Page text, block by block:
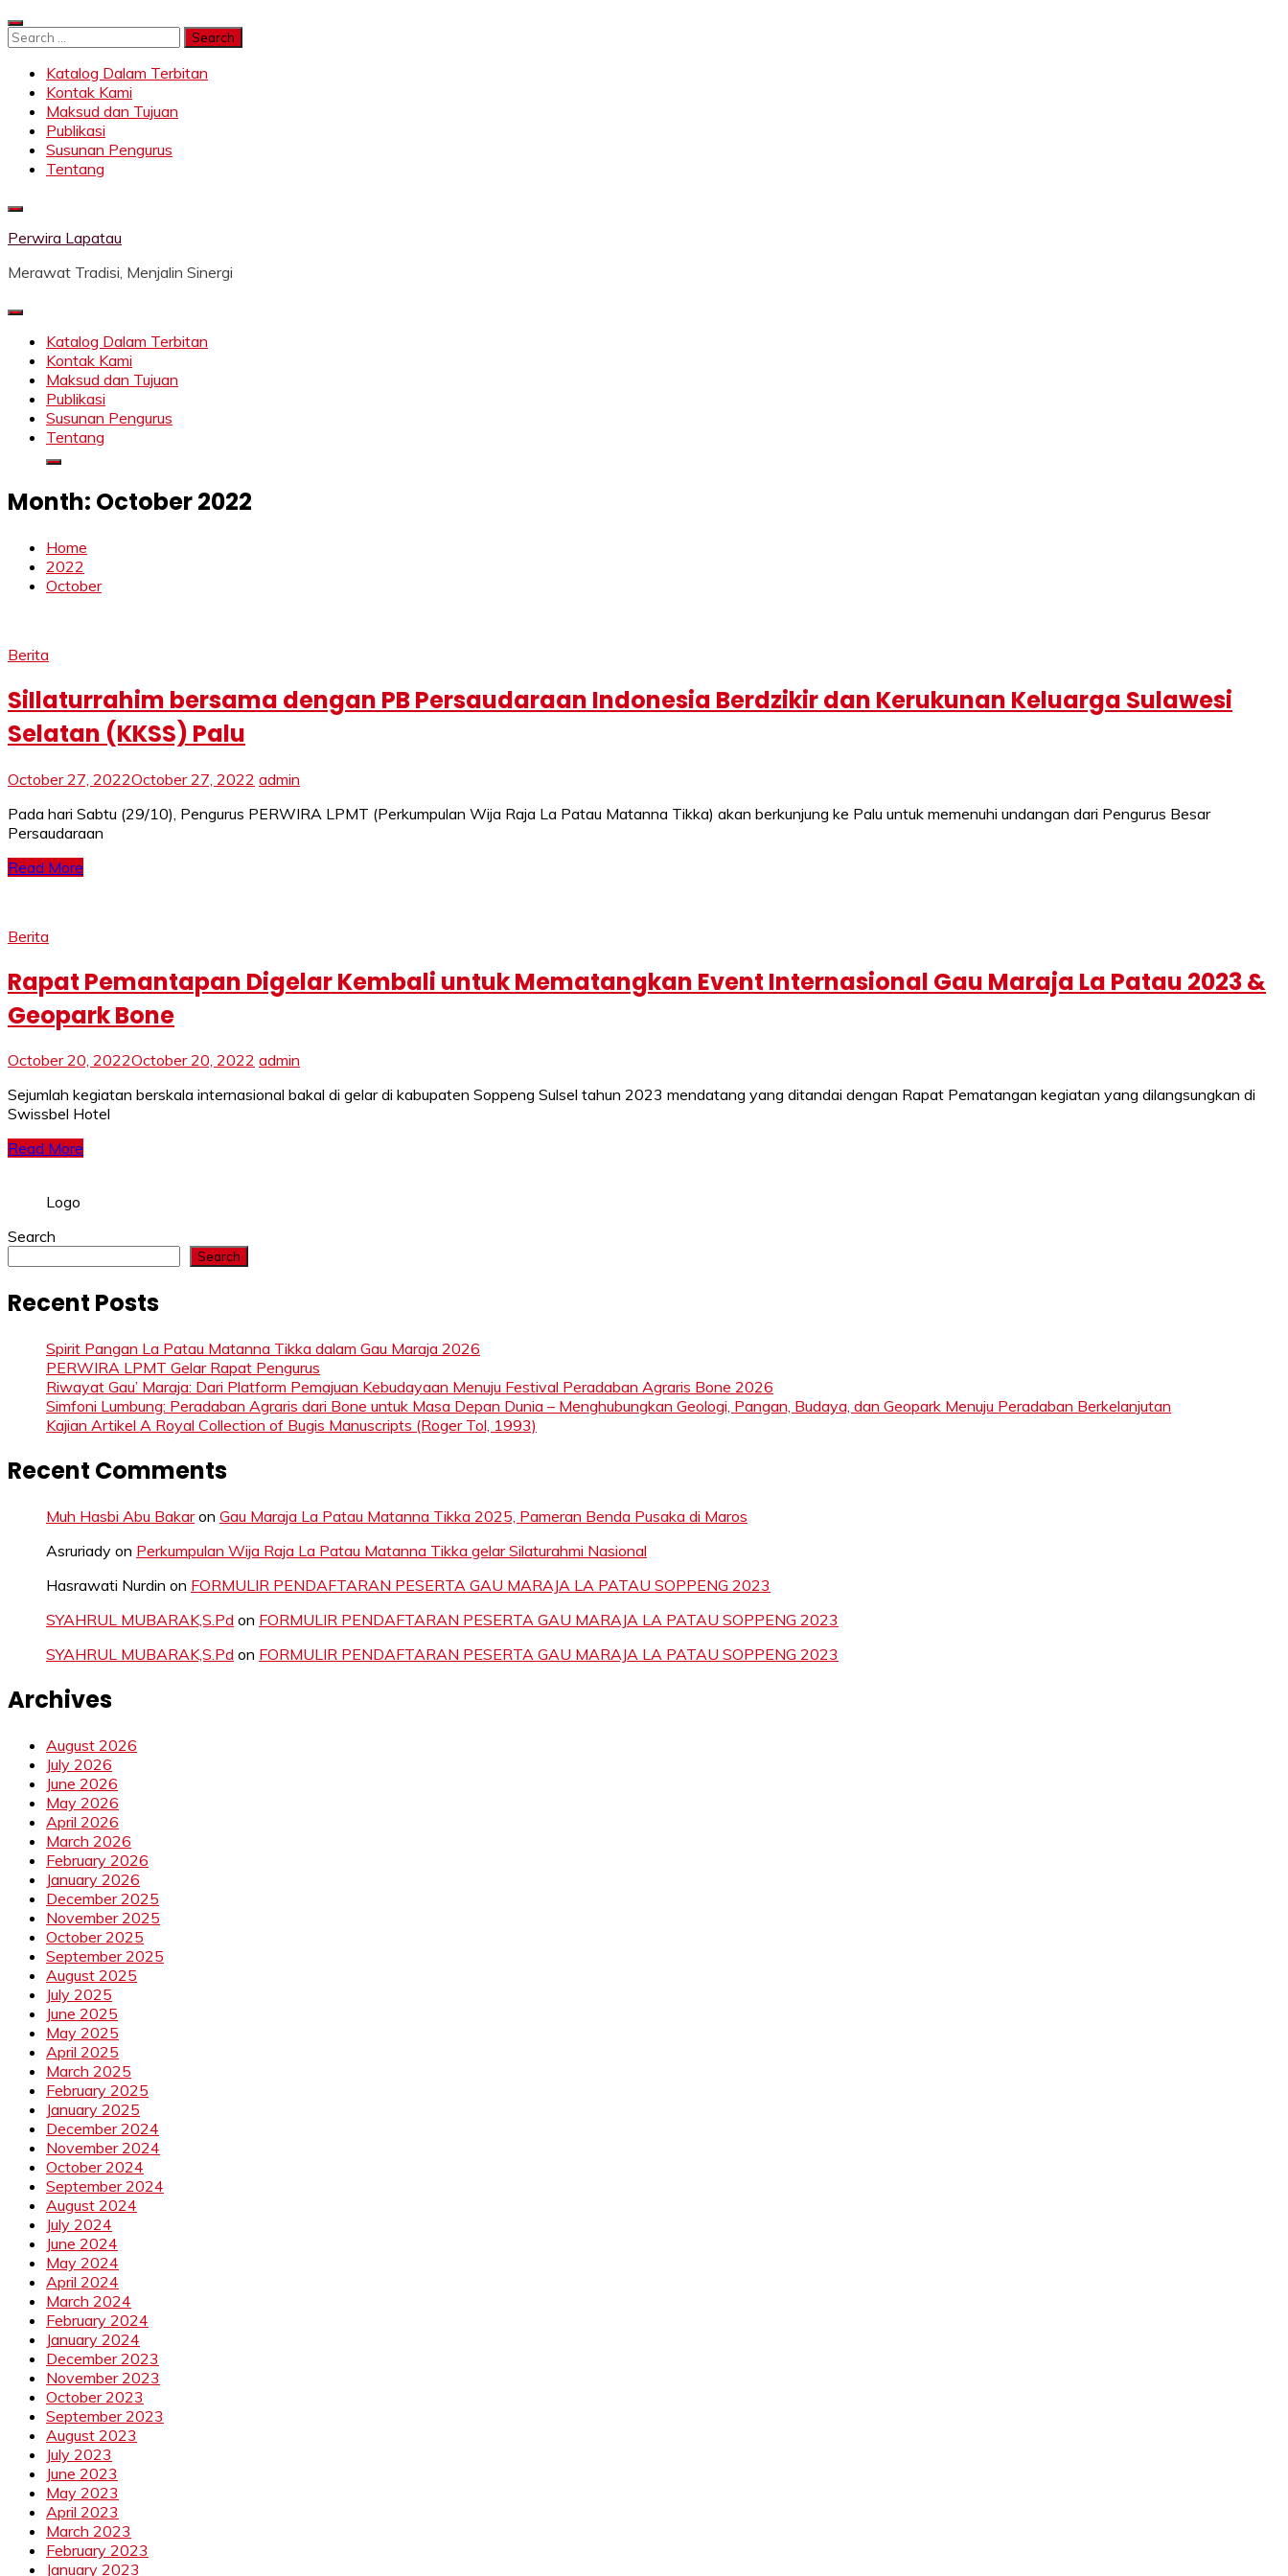
Skip
to
Search
Katalog Dalam Terbitan
Kontak Kami
Maksud dan Tujuan
Publikasi
Susunan Pengurus
Tentang
Perwira Lapatau
Merawat Tradisi, Menjalin Sinergi
Katalog Dalam Terbitan
Kontak Kami
Maksud dan Tujuan
Publikasi
Susunan Pengurus
Tentang
Month: October 2022
Home
2022
October
Berita
SiIlaturrahim bersama dengan PB Persaudaraan Indonesia Berdzikir dan Kerukunan Keluarga Sulawesi
Selatan (KKSS) Palu
October 27, 2022October 27, 2022 admin
Pada hari Sabtu (29/10), Pengurus PERWIRA LPMT (Perkumpulan Wija Raja La Patau Matanna Tikka) akan berkunjung ke Palu untuk memenuhi undangan dari Pengurus Besar
Persaudaraan
Read More
Berita
Rapat Pemantapan Digelar Kembali untuk Mematangkan Event Internasional Gau Maraja La Patau 2023 &
Geopark Bone
October 20, 2022October 20, 2022 admin
Sejumlah kegiatan berskala internasional bakal di gelar di kabupaten Soppeng Sulsel tahun 2023 mendatang yang ditandai dengan Rapat Pematangan kegiatan yang dilangsungkan di
Swissbel Hotel
Read More
Logo
Search
Search
Recent Posts
Spirit Pangan La Patau Matanna Tikka dalam Gau Maraja 2026
PERWIRA LPMT Gelar Rapat Pengurus
Riwayat Gau’ Maraja: Dari Platform Pemajuan Kebudayaan Menuju Festival Peradaban Agraris Bone 2026
Simfoni Lumbung: Peradaban Agraris dari Bone untuk Masa Depan Dunia – Menghubungkan Geologi, Pangan, Budaya, dan Geopark Menuju Peradaban Berkelanjutan
Kajian Artikel A Royal Collection of Bugis Manuscripts (Roger Tol, 1993)
Recent Comments
Muh Hasbi Abu Bakaron Gau Maraja La Patau Matanna Tikka 2025, Pameran Benda Pusaka di Maros
Asruriady on Perkumpulan Wija Raja La Patau Matanna Tikka gelar Silaturahmi Nasional
Hasrawati Nurdin on FORMULIR PENDAFTARAN PESERTA GAU MARAJA LA PATAU SOPPENG 2023
SYAHRUL MUBARAK,S.Pd on FORMULIR PENDAFTARAN PESERTA GAU MARAJA LA PATAU SOPPENG 2023
SYAHRUL MUBARAK,S.Pd on FORMULIR PENDAFTARAN PESERTA GAU MARAJA LA PATAU SOPPENG 2023
Archives
August 2026
July 2026
June 2026
May 2026
April 2026
March 2026
February 2026
January 2026
December 2025
November 2025
October 2025
September 2025
August 2025
July 2025
June 2025
May 2025
April 2025
March 2025
February 2025
January 2025
December 2024
November 2024
October 2024
September 2024
August 2024
July 2024
June 2024
May 2024
April 2024
March 2024
February 2024
January 2024
December 2023
November 2023
October 2023
September 2023
August 2023
July 2023
June 2023
May 2023
April 2023
March 2023
February 2023
January 2023